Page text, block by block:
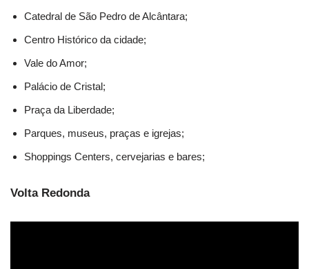
Catedral de São Pedro de Alcântara;
Centro Histórico da cidade;
Vale do Amor;
Palácio de Cristal;
Praça da Liberdade;
Parques, museus, praças e igrejas;
Shoppings Centers, cervejarias e bares;
Volta Redonda